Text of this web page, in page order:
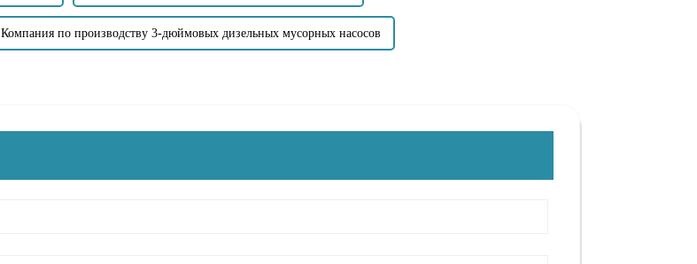
Компания по производству 3-дюймовых дизельных мусорных насосов